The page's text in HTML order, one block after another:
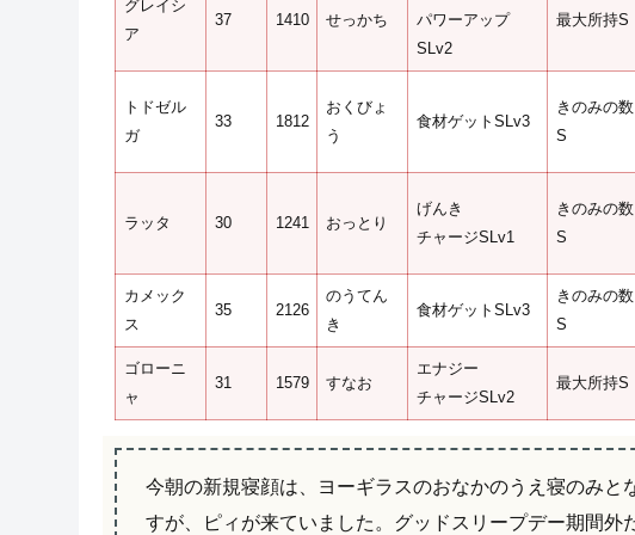
グレイシ
ア
37 1410 せっかち
パワーアップ
SLv2
最大所持S
トドゼル
ガ
33 1812
おくびょ
う
食材ゲットSLv3
きのみの数
S
ラッタ 30 1241 おっとり
げんき
チャージSLv1
きのみの数
S
カメック
ス
35 2126
のうてん
き
食材ゲットSLv3
きのみの数
S
ゴローニ
ャ
31 1579 すなお
エナジー
チャージSLv2
最大所持S
今朝の新規寝顔は、ヨーギラスのおなかのうえ寝のみ
すが、ピィが来ていました。グッドスリープデー期間外